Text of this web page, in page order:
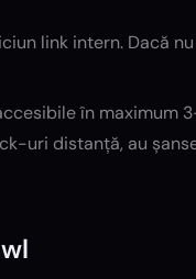
link intern. Dacă
în maximum
uri distanță, au